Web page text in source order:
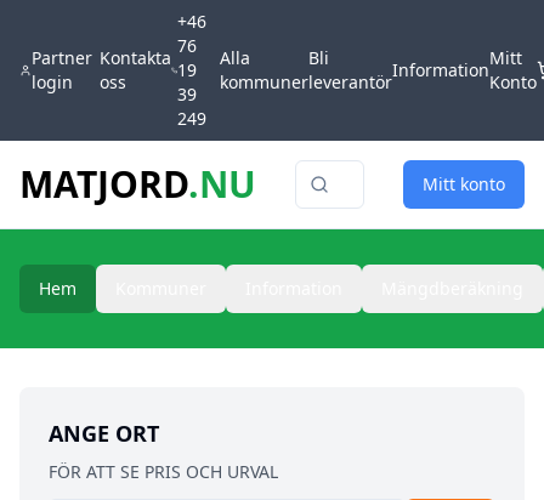
Partner
login
Kontakta
oss
+46
76
19
39
249
Alla
kommuner
Bli
leverantör
Information
Mitt
Konto
MATJORD.NU — Leverantör
Mitt konto
Hem
ANGE ORT
FÖR ATT SE PRIS OCH URVAL